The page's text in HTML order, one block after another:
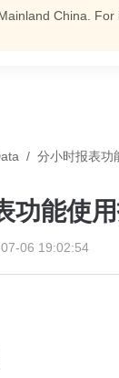
China.
/ 分小时报表功
功能使
06 19:02:54